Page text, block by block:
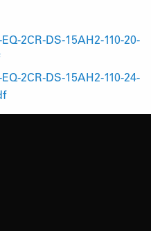
2CR-DS-15AH2-110-20-
2CR-DS-15AH2-110-24-